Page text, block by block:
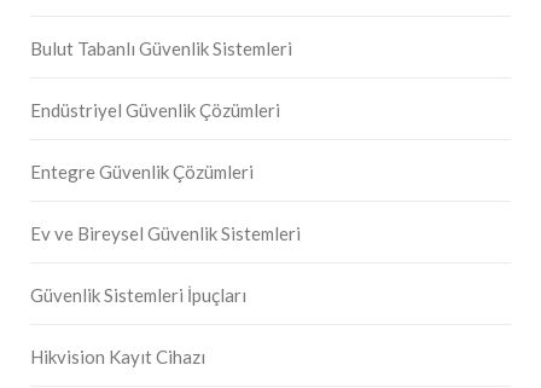
Bulut Tabanlı Güvenlik Sistemleri
Endüstriyel Güvenlik Çözümleri
Entegre Güvenlik Çözümleri
Ev ve Bireysel Güvenlik Sistemleri
Güvenlik Sistemleri İpuçları
Hikvision Kayıt Cihazı